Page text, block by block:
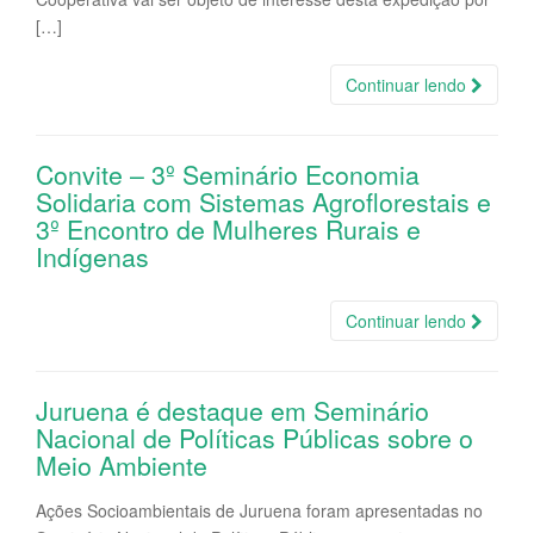
[…]
Continuar lendo
Convite – 3º Seminário Economia
Solidaria com Sistemas Agroflorestais e
3º Encontro de Mulheres Rurais e
Indígenas
Continuar lendo
Juruena é destaque em Seminário
Nacional de Políticas Públicas sobre o
Meio Ambiente
Ações Socioambientais de Juruena foram apresentadas no